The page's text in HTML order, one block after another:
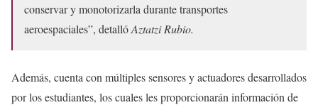
conservar y monotorizarla durante transportes
aeroespaciales”, detallóAztatzi Rubio.
Además, cuenta con múltiples sensores y actuadores desarrollados
por los estudiantes, los cuales les proporcionarán información de